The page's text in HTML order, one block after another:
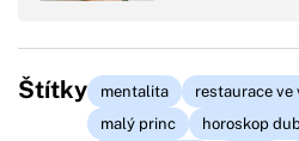
Štítky mentalita restaurace ve
malý princ
horoskop